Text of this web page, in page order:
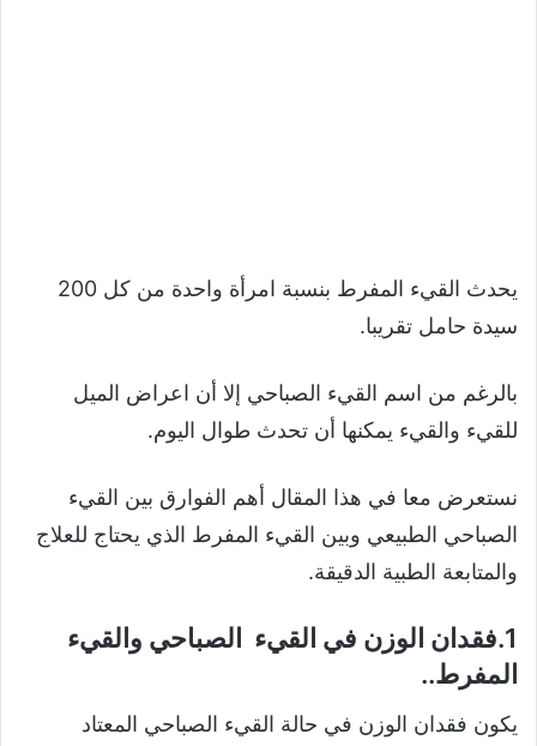
يحدث القيء المفرط بنسبة امرأة واحدة من كل 200
سيدة حامل تقريبا.
بالرغم من اسم القيء الصباحي إلا أن اعراض الميل
للقيء والقيء يمكنها أن تحدث طوال اليوم.
نستعرض معا في هذا المقال أهم الفوارق بين القيء
الصباحي الطبيعي وبين القيء المفرط الذي يحتاج للعلاج
والمتابعة الطبية الدقيقة.
1.فقدان الوزن في القيء الصباحي والقيء
المفرط..
يكون فقدان الوزن في حالة القيء الصباحي المعتاد